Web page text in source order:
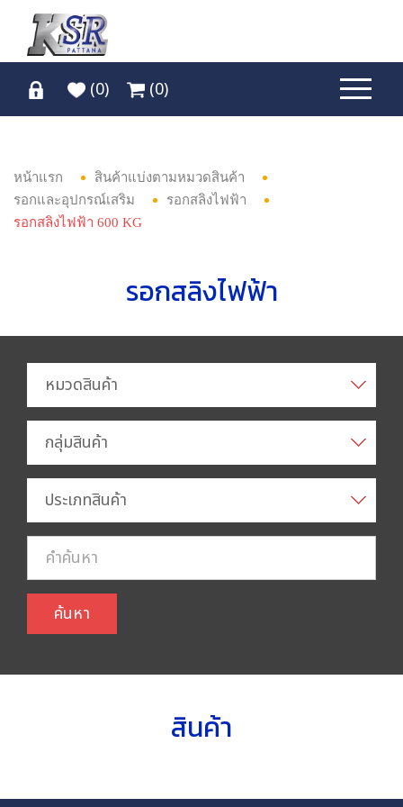
(0) (0)
หน้าแรก
สินค้าแบ่งตามหมวดสินค้า
รอกและอุปกรณ์เสริม
รอกสลิงไฟฟ้า
รอกสลิงไฟฟ้า 600 KG
รอกสลิงไฟฟ้า
หมวดสินค้า
กลุ่มสินค้า
ประเภทสินค้า
ค้นหา
สินค้า